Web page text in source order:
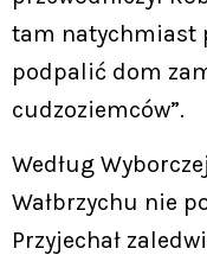
tam natychmiast
podpalić dom
cudzoziemców”.
Według
Wałbrzychu nie
Przyjechał